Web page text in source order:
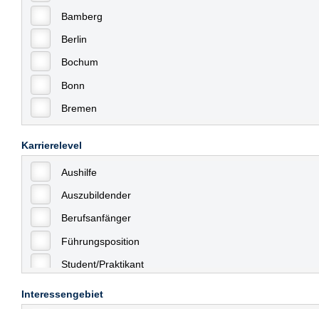
Bamberg
Berlin
Bochum
Bonn
Bremen
Celle
Chemnitz
Dessau
Dresden
Düsseldorf
Erfurt
Essen
Karrierelevel
Aushilfe
Auszubildender
Berufsanfänger
Führungsposition
Student/Praktikant
Interessengebiet